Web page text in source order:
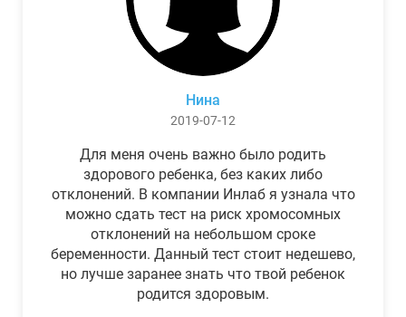
Нина
2019-07-12
Для меня очень важно было родить
здорового ребенка, без каких либо
отклонений. В компании Инлаб я узнала что
можно сдать тест на риск хромосомных
отклонений на небольшом сроке
беременности. Данный тест стоит недешево,
но лучше заранее знать что твой ребенок
родится здоровым.